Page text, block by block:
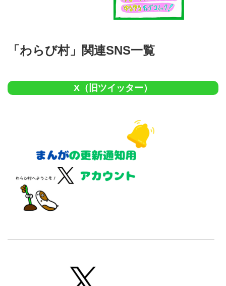
「わらび村」関連SNS一覧
X（旧ツイッター）